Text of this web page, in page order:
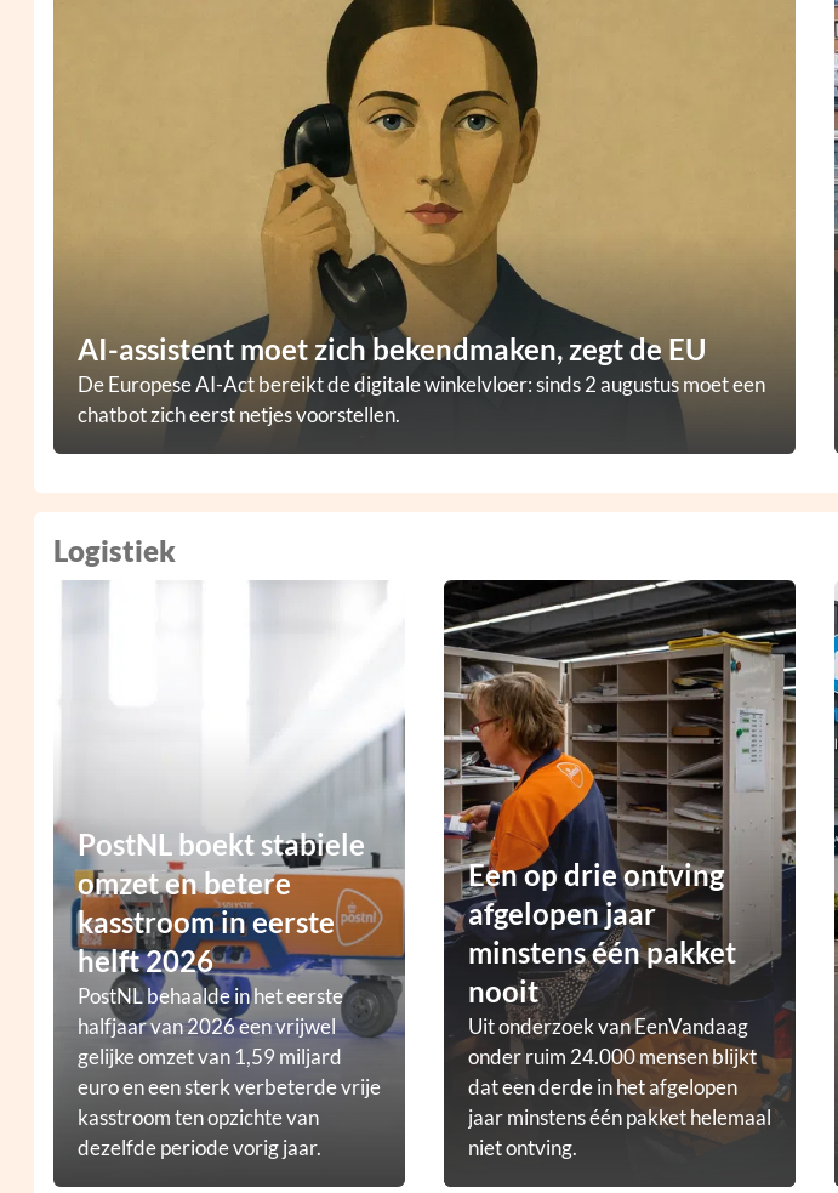
AI-assistent moet zich bekendmaken, zegt de EU
De Europese AI-Act bereikt de digitale winkelvloer: sinds 2 augustus moet een
chatbot zich eerst netjes voorstellen.
Logistiek
PostNL boekt stabiele
omzet en betere
kasstroom in eerste
helft 2026
PostNL behaalde in het eerste
halfjaar van 2026 een vrijwel
gelijke omzet van 1,59 miljard
euro en een sterk verbeterde vrije
kasstroom ten opzichte van
dezelfde periode vorig jaar.
Een op drie ontving
afgelopen jaar
minstens één pakket
nooit
Uit onderzoek van EenVandaag
onder ruim 24.000 mensen blijkt
dat een derde in het afgelopen
jaar minstens één pakket helemaal
niet ontving.